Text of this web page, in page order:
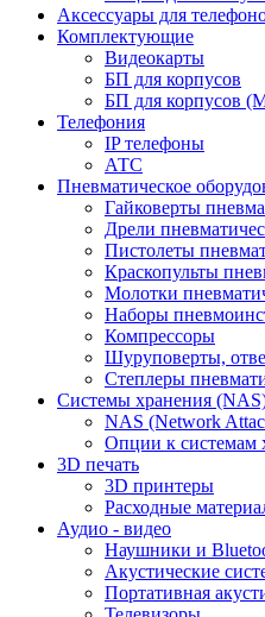
Аксессуары для
Комплектующие
Видеокарты
БП для корпусов
БП для корпусов
Телефония
IP телефоны
АТС
Пневматическое
Гайковерты
Дрели
Пистолеты
Краскопульты
Молотки
Наборы
Компрессоры
Шуруповерты,
Степлеры
Cистемы хранения
NAS (Network
Опции к системам
3D печать
3D принтеры
Расходные
Аудио - видео
Наушники и
Акустические
Портативная